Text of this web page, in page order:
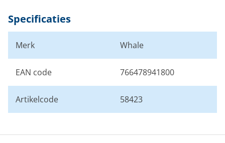
Specificaties
Merk Whale
EAN code 766478941800
Artikelcode 58423